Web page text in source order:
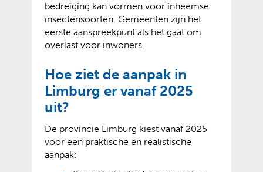
bedreiging kan vormen voor inheemse
insectensoorten. Gemeenten zijn het
eerste aanspreekpunt als het gaat om
overlast voor inwoners.
Hoe ziet de aanpak in
Limburg er vanaf 2025
uit?
De provincie Limburg kiest vanaf 2025
voor een praktische en realistische
aanpak: